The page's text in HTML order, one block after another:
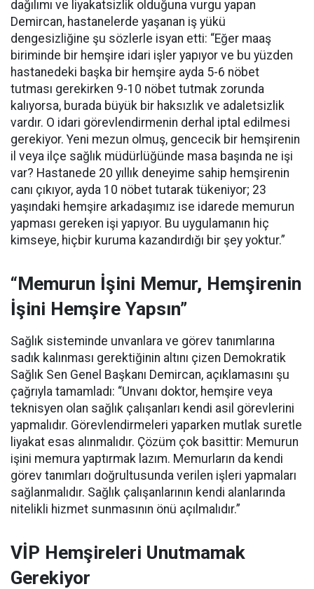
dağılımı ve liyakatsizlik olduğuna vurgu yapan
Demircan, hastanelerde yaşanan iş yükü
dengesizliğine şu sözlerle isyan etti: “Eğer maaş
biriminde bir hemşire idari işler yapıyor ve bu yüzden
hastanedeki başka bir hemşire ayda 5-6 nöbet
tutması gerekirken 9-10 nöbet tutmak zorunda
kalıyorsa, burada büyük bir haksızlık ve adaletsizlik
vardır. O idari görevlendirmenin derhal iptal edilmesi
gerekiyor. Yeni mezun olmuş, gencecik bir hemşirenin
il veya ilçe sağlık müdürlüğünde masa başında ne işi
var? Hastanede 20 yıllık deneyime sahip hemşirenin
canı çıkıyor, ayda 10 nöbet tutarak tükeniyor; 23
yaşındaki hemşire arkadaşımız ise idarede memurun
yapması gereken işi yapıyor. Bu uygulamanın hiç
kimseye, hiçbir kuruma kazandırdığı bir şey yoktur.”
“Memurun İşini Memur, Hemşirenin
İşini Hemşire Yapsın”
Sağlık sisteminde unvanlara ve görev tanımlarına
sadık kalınması gerektiğinin altını çizen Demokratik
Sağlık Sen Genel Başkanı Demircan, açıklamasını şu
çağrıyla tamamladı: “Unvanı doktor, hemşire veya
teknisyen olan sağlık çalışanları kendi asil görevlerini
yapmalıdır. Görevlendirmeleri yaparken mutlak suretle
liyakat esas alınmalıdır. Çözüm çok basittir: Memurun
işini memura yaptırmak lazım. Memurların da kendi
görev tanımları doğrultusunda verilen işleri yapmaları
sağlanmalıdır. Sağlık çalışanlarının kendi alanlarında
nitelikli hizmet sunmasının önü açılmalıdır.”
VİP Hemşireleri Unutmamak
Gerekiyor